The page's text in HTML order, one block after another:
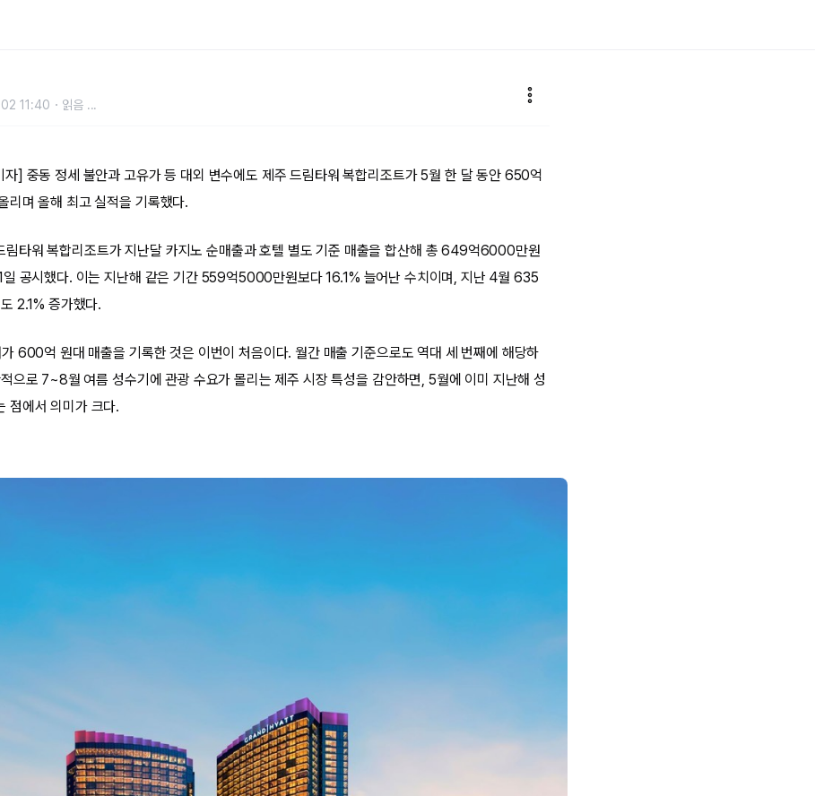
11:40 읽음 ...
] 중동 정세 불안과 고유가 등 대외 변수에도 제주 드림타워 복합리조트가 5월 한 달 동안 650억
리며 올해 최고 실적을 기록했다.
림타워 복합리조트가 지난달 카지노 순매출과 호텔 별도 기준 매출을 합산해 총 649억6000만원
일 공시했다. 이는 지난해 같은 기간 559억5000만원보다 16.1% 늘어난 수치이며, 지난 4월 635
2.1% 증가했다.
600억 원대 매출을 기록한 것은 이번이 처음이다. 월간 매출 기준으로도 역대 세 번째에 해당하
으로 7~8월 여름 성수기에 관광 수요가 몰리는 제주 시장 특성을 감안하면, 5월에 이미 지난해 성
점에서 의미가 크다.